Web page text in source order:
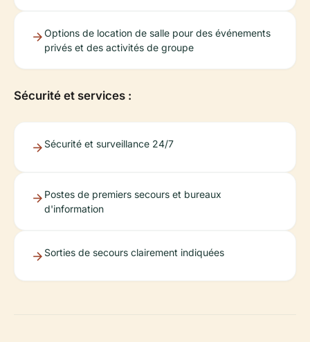
Options de location de salle pour des événements
privés et des activités de groupe
Sécurité et services :
Sécurité et surveillance 24/7
Postes de premiers secours et bureaux
d'information
Sorties de secours clairement indiquées